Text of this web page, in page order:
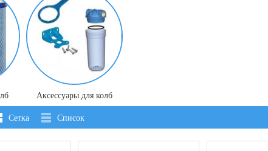
Аксессуары для колб
Сетка Список